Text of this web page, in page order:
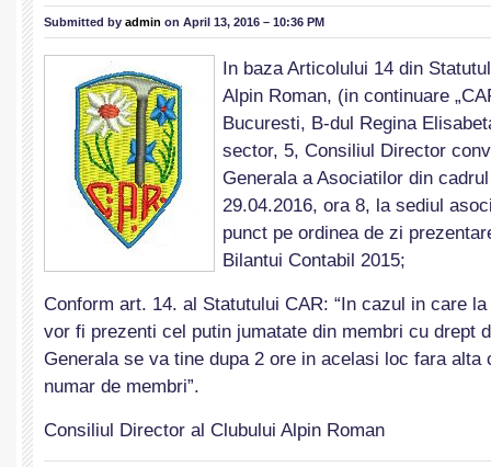
Submitted by admin on April 13, 2016 – 10:36 PM
In baza Articolului 14 din
Alpin Roman, (in continuare
Bucuresti, B-dul Regina
sector, 5, Consiliul Director
Generala a Asociatilor din
29.04.2016, ora 8, la sediul
punct pe ordinea de zi
Bilantui Contabil 2015;
Conform art. 14. al Statutului CAR: “In cazul in care
vor fi prezenti cel putin jumatate din membri cu drept
Generala se va tine dupa 2 ore in acelasi loc fara alta
numar de membri”.
Consiliul Director al Clubului Alpin Roman